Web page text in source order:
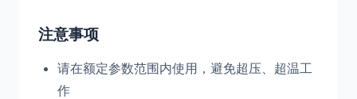
注意事项
请在额定参数范围内使用，避免超压、超温工
作